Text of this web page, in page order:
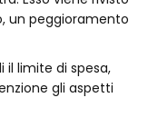
un peggioramento
il limite di spesa,
gli aspetti